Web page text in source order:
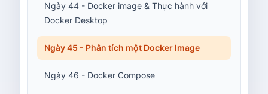
Ngày 44 - Docker image & Thực hành với
Docker Desktop
Ngày 45 - Phân tích một Docker Image
Ngày 46 - Docker Compose